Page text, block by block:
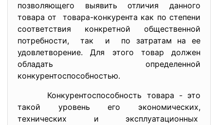
позволяющего выявить отличия данного
товара от товара-конкурента как по степени
соответствия конкретной общественной
потребности, так и по затратам на ее
удовлетворение. Для этого товар должен
обладать определенной
конкурентоспособностью.
Конкурентоспособность товара - это
такой уровень его экономических,
технических и эксплуатационных